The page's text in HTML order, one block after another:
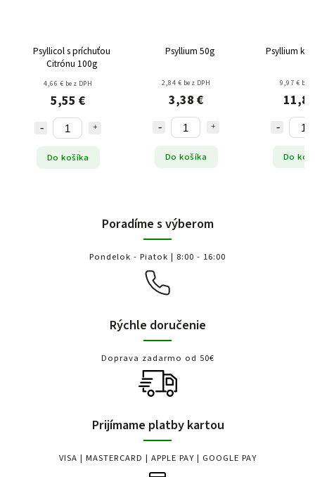
Psyllicol s príchuťou
Citrónu 100g
4,66 € bez DPH
5,55 €
Do košíka
Psyllium 50g
2,84 € bez DPH
3,38 €
Do košíka
Psyllium
9,97 € bez
Do
Poradíme s výberom
Pondelok - Piatok | 8:00 - 16:00
Rýchle doručenie
Doprava zadarmo od 50€
Prijímame platby kartou
VISA | MASTERCARD | APPLE PAY | GOOGLE PAY